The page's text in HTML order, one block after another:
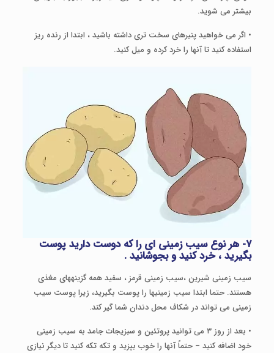
بیشتر می شوید.
• اگر می خواهید پنیرهای سخت تری داشته باشید ، ابتدا از رنده ریز
استفاده کنید تا آنها را خرد کرده و میل کنید.
۷- هر نوع سیب زمینی ای را که دوست دارید پوست
بگیرید ، خرد کنید و بجوشانید .
سیب زمینی شیرین ،​​سیب زمینی قرمز ، سفید همه گزینه­های مغذی
هستند. حتما ابتدا سیب زمینی­ها را پوست بگیرید، زیرا پوست سیب
زمینی می تواند در شکاف محل دندان شما گیر کند.
• بعد از روز ۳ می توانید پروتئین و سبزیجات جامد به سیب زمینی
خود اضافه کنید – حتماً آنها را خوب بپزید و تکه تکه کنید تا دیگر نیازی